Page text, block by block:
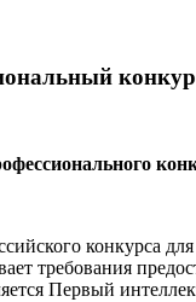
конкурса
требования
Первый